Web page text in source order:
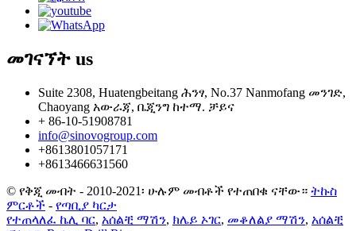
መገናኘት us
Suite 2308, Huatengbeitang ሕንፃ, No.37 Nanmofang መንገድ,
Chaoyang አውራጃ, ቤጂንግ ከተማ. ቻይና
+ 86-10-51908781
info@sinovogroup.com
+8613801057171
+8613466631560
© የቅጂ መብት - 2010-2021፡ ሁሉም መብቶች የተጠበቁ ናቸው። ትኩስ
ምርቶች - የጣቢያ ካርታ
የተጠላለፈ ኬሊ ባር, አሰልቺ ማሽን, ክሌይ ኦገር, መቆለልያ ማሽን, አሰልቺ